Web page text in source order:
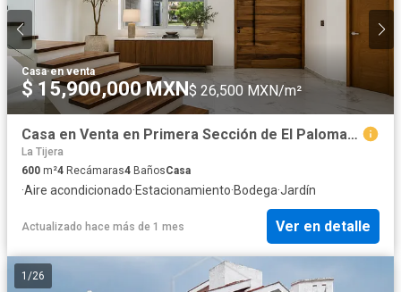
Casa·en venta
$ 15,900,000 MXN$ 26,500 MXN/m²
Casa en Venta en Primera Sección de El Palomar, Tlajomulco
La Tijera
600 m²4 Recámaras4 BañosCasa
·Aire acondicionado·Estacionamiento·Bodega·Jardín
Actualizado hace más de 1 mes Ver en detalle
1 /26